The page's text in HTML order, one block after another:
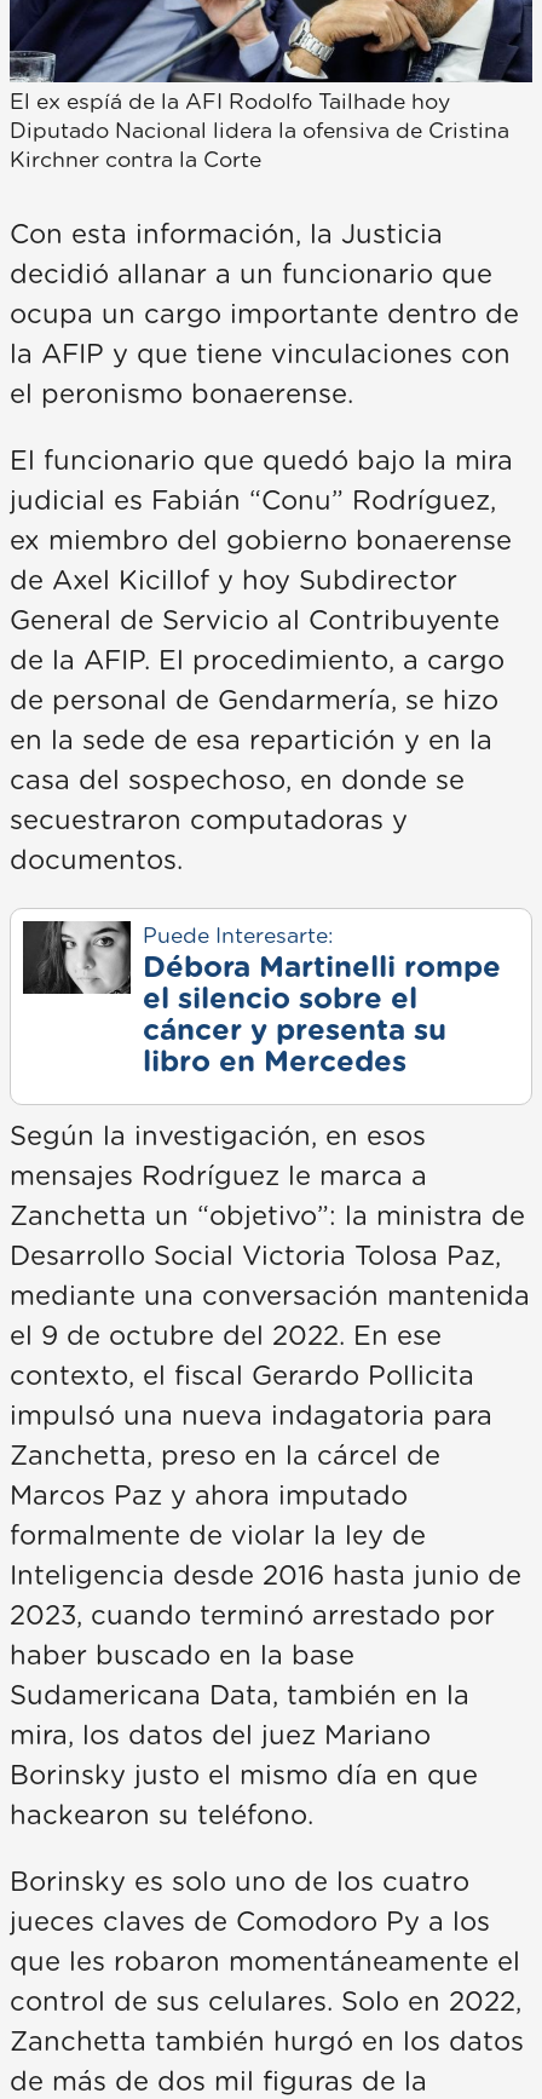
El ex espíá de la AFI Rodolfo Tailhade hoy
Diputado Nacional lidera la ofensiva de Cristina
Kirchner contra la Corte
Con esta información, la Justicia
decidió allanar a un funcionario que
ocupa un cargo importante dentro de
la AFIP y que tiene vinculaciones con
el peronismo bonaerense.
El funcionario que quedó bajo la mira
judicial es Fabián “Conu” Rodríguez,
ex miembro del gobierno bonaerense
de Axel Kicillof y hoy Subdirector
General de Servicio al Contribuyente
de la AFIP. El procedimiento, a cargo
de personal de Gendarmería, se hizo
en la sede de esa repartición y en la
casa del sospechoso, en donde se
secuestraron computadoras y
documentos.
Puede Interesarte:
Débora Martinelli rompe
el silencio sobre el
cáncer y presenta su
libro en Mercedes
Según la investigación, en esos
mensajes Rodríguez le marca a
Zanchetta un “objetivo”: la ministra de
Desarrollo Social Victoria Tolosa Paz,
mediante una conversación mantenida
el 9 de octubre del 2022. En ese
contexto, el fiscal Gerardo Pollicita
impulsó una nueva indagatoria para
Zanchetta, preso en la cárcel de
Marcos Paz y ahora imputado
formalmente de violar la ley de
Inteligencia desde 2016 hasta junio de
2023, cuando terminó arrestado por
haber buscado en la base
Sudamericana Data, también en la
mira, los datos del juez Mariano
Borinsky justo el mismo día en que
hackearon su teléfono.
Borinsky es solo uno de los cuatro
jueces claves de Comodoro Py a los
que les robaron momentáneamente el
control de sus celulares. Solo en 2022,
Zanchetta también hurgó en los datos
de más de dos mil figuras de la